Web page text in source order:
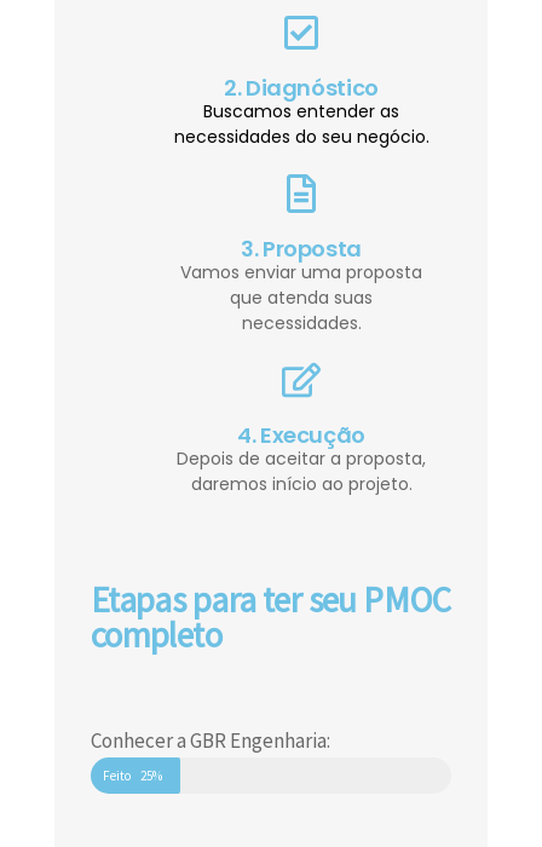
2. Diagnóstico
Buscamos entender as
necessidades do seu negócio.
3. Proposta
Vamos enviar uma proposta
que atenda suas
necessidades.
4. Execução
Depois de aceitar a proposta,
daremos início ao projeto.
Etapas para ter seu PMOC
completo
Conhecer a GBR Engenharia:
Feito 25%